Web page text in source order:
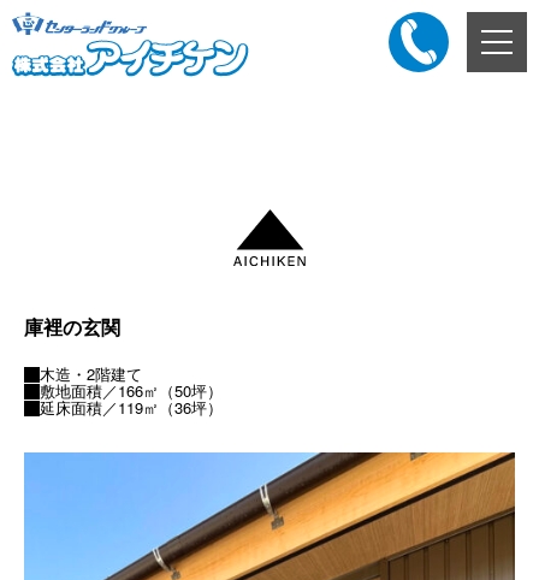
メ
ニ
庫裡の玄関
木造・2階建て
敷地面積／166㎡（50坪）
延床面積／119㎡（36坪）